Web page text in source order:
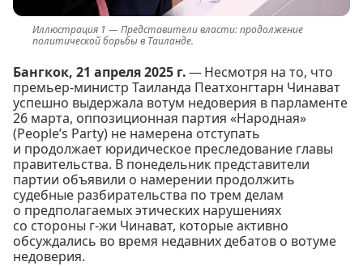
Представители власти: продолжение
политической борьбы в Таиланде.
Бангкок, 21 апреля 2025 г.— Несмотря на то, что
премьер-министр Таиланда Пеатхонгтарн Чинават
успешно выдержала вотум недоверия в парламенте
26 марта, оппозиционная партия «Народная»
(People’s Party) не намерена отступать
и продолжает юридическое преследование главы
правительства. В понедельник представители
партии объявили о намерении продолжить
судебные разбирательства по трем делам
о предполагаемых этических нарушениях
со стороны г-жи Чинават, которые активно
обсуждались во время недавних дебатов о вотуме
недоверия.